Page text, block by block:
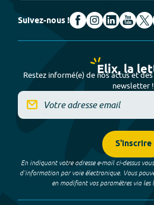
Suivez-nous !
Elix, la
Restez informé(e) de nos actus et
newsletter !
S'inscrire
En indiquant votre adresse e-mail ci-dessus
d’information par voie électronique. Vous
en modifiant vos paramètres via les